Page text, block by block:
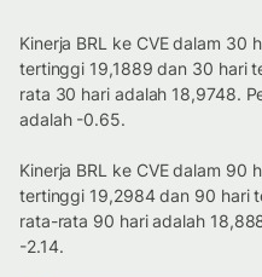
Kinerja BRL ke CVE dalam 30
tertinggi 19,1889 dan 30 hari
rata 30 hari adalah 18,9748.
adalah -0.65.
Kinerja BRL ke CVE dalam 90
tertinggi 19,2984 dan 90 hari
rata-rata 90 hari adalah
-2.14.